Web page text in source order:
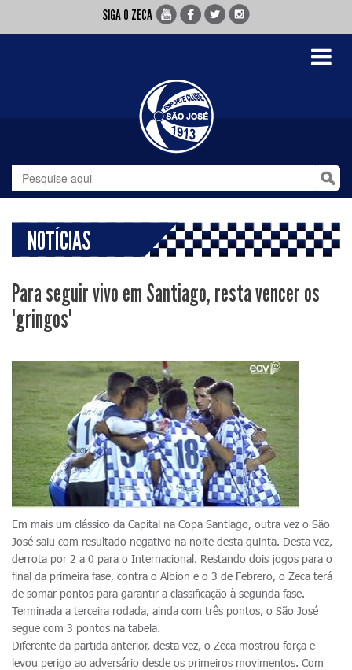
SIGA O ZECA
Toggle
NOTÍCIAS
Para seguir vivo em Santiago, resta vencer os
"gringos"
Em mais um clássico da Capital na Copa Santiago, outra vez o São
José saiu com resultado negativo na noite desta quinta. Desta vez,
derrota por 2 a 0 para o Internacional. Restando dois jogos para o
final da primeira fase, contra o Albion e o 3 de Febrero, o Zeca terá
de somar pontos para garantir a classificação à segunda fase.
Terminada a terceira rodada, ainda com três pontos, o São José
segue com 3 pontos na tabela.
Diferente da partida anterior, desta vez, o Zeca mostrou força e
levou perigo ao adversário desde os primeiros movimentos. Com